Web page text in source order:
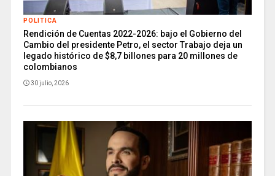
POLITICA
Rendición de Cuentas 2022-2026: bajo el Gobierno del
Cambio del presidente Petro, el sector Trabajo deja un
legado histórico de $8,7 billones para 20 millones de
colombianos
30 julio, 2026